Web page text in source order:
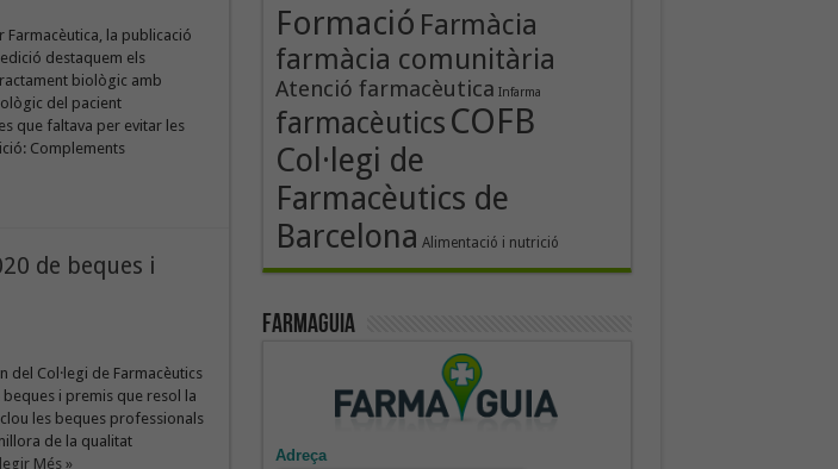
Farmacèutica, la publicació
destaquem els
biològic amb
del pacient
que faltava per evitar les
Complements
de beques i
del Col·legi de Farmacèutics
i premis que resol la
les beques professionals
de la qualitat
Més »
Formació Farmàcia
farmàcia comunitària
Atenció farmacèutica Infarma
farmacèutics COFB
Col·legi de
Farmacèutics de
Barcelona Alimentació i nutrició
Farmaguia
Adreça